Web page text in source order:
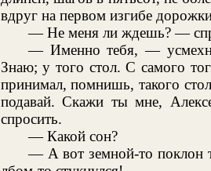
вдруг на первом изгибе
— Не меня ли ждешь? —
— Именно тебя, —
Знаю; у того стол. С самого
принимал, помнишь, такого
подавай. Скажи ты мне,
спросить.
— Какой сон?
— А вот земной-то поклон